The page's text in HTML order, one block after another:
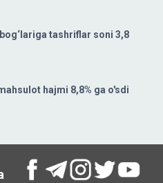
tashriflar soni 3,8
hajmi 8,8% ga o'sdi